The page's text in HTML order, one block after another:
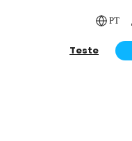
PT
Teste